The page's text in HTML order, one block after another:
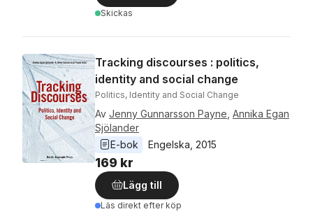
Skickas
Tracking discourses : politics,
identity and social change
Politics, Identity and Social Change
Av Jenny Gunnarsson Payne Annika Egan
Sjölander
E-bok
Engelska 2015
169 kr
Lägg till
Läs direkt efter köp